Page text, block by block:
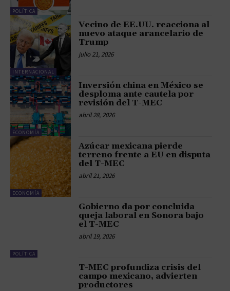
POLÍTICA
INTERNACIONAL
Vecino de EE.UU. reacciona al
nuevo ataque arancelario de
Trump
julio 21, 2026
ECONOMÍA
Inversión china en México se
desploma ante cautela por
revisión del T-MEC
abril 28, 2026
ECONOMÍA
Azúcar mexicana pierde
terreno frente a EU en disputa
del T-MEC
abril 21, 2026
POLÍTICA
Gobierno da por concluida
queja laboral en Sonora bajo
el T-MEC
abril 19, 2026
T-MEC profundiza crisis del
campo mexicano, advierten
productores